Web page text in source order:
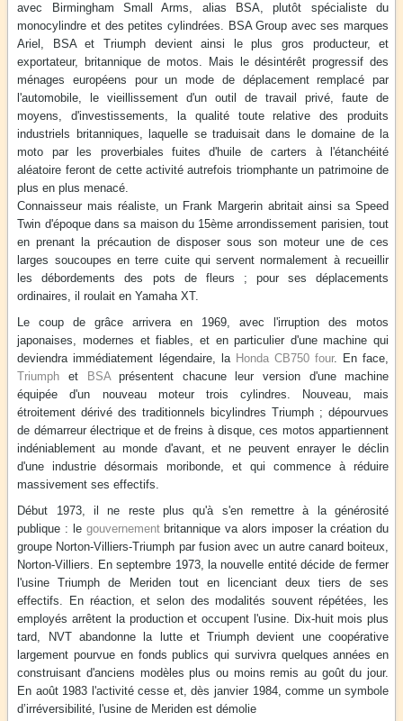
avec Birmingham Small Arms, alias BSA, plutôt spécialiste du
monocylindre et des petites cylindrées. BSA Group avec ses marques
Ariel, BSA et Triumph devient ainsi le plus gros producteur, et
exportateur, britannique de motos. Mais le désintérêt progressif des
ménages européens pour un mode de déplacement remplacé par
l'automobile, le vieillissement d'un outil de travail privé, faute de
moyens, d'investissements, la qualité toute relative des produits
industriels britanniques, laquelle se traduisait dans le domaine de la
moto par les proverbiales fuites d'huile de carters à l'étanchéité
aléatoire feront de cette activité autrefois triomphante un patrimoine de
plus en plus menacé.
Connaisseur mais réaliste, un Frank Margerin abritait ainsi sa Speed
Twin d'époque dans sa maison du 15ème arrondissement parisien, tout
en prenant la précaution de disposer sous son moteur une de ces
larges soucoupes en terre cuite qui servent normalement à recueillir
les débordements des pots de fleurs ; pour ses déplacements
ordinaires, il roulait en Yamaha XT.
Le coup de grâce arrivera en 1969, avec l'irruption des motos
japonaises, modernes et fiables, et en particulier d'une machine qui
deviendra immédiatement légendaire, la Honda CB750 four. En face,
Triumph et BSAprésentent chacune leur version d'une machine
équipée d'un nouveau moteur trois cylindres. Nouveau, mais
étroitement dérivé des traditionnels bicylindres Triumph ; dépourvues
de démarreur électrique et de freins à disque, ces motos appartiennent
indéniablement au monde d'avant, et ne peuvent enrayer le déclin
d'une industrie désormais moribonde, et qui commence à réduire
massivement ses effectifs.
Début 1973, il ne reste plus qu'à s'en remettre à la générosité
publique : le gouvernementbritannique va alors imposer la création du
groupe Norton-Villiers-Triumph par fusion avec un autre canard boiteux,
Norton-Villiers. En septembre 1973, la nouvelle entité décide de fermer
l'usine Triumph de Meriden tout en licenciant deux tiers de ses
effectifs. En réaction, et selon des modalités souvent répétées, les
employés arrêtent la production et occupent l'usine. Dix-huit mois plus
tard, NVT abandonne la lutte et Triumph devient une coopérative
largement pourvue en fonds publics qui survivra quelques années en
construisant d'anciens modèles plus ou moins remis au goût du jour.
En août 1983 l'activité cesse et, dès janvier 1984, comme un symbole
d’irréversibilité, l'usine de Meriden est démolie